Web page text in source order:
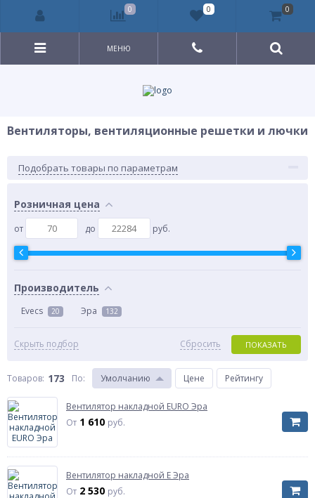
МЕНЮ
Вентиляторы, вентиляционные решетки и лючки
Подобрать товары по параметрам
Розничная цена
от до руб.
Производитель
Evecs 20 Эра 132
Скрыть подбор ПОКАЗАТЬ
Сбросить
Товаров: 173 По: Умолчанию Цене Рейтингу
Вентилятор накладной EURO Эра
От 1 610 руб.
Вентилятор накладной E Эра
От 2 530 руб.
0 0 0